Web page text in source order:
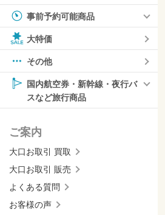
事前予約可能商品
大特価
その他
国内航空券・新幹線・夜行バ
スなど旅行商品
ご案内
大口お取引 買取
大口お取引 販売
よくある質問
お客様の声